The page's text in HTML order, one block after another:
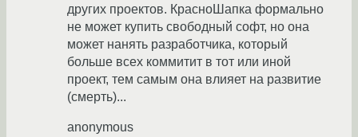
других проектов. КрасноШапка формально
не может купить свободный софт, но она
может нанять разработчика, который
больше всех коммитит в тот или иной
проект, тем самым она влияет на развитие
(смерть)...
anonymous